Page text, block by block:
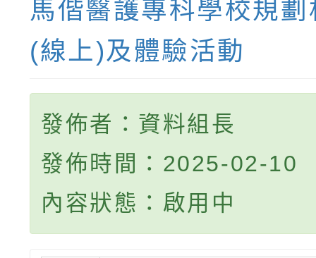
馬偕醫護專科學校規
(線上)及體驗活動
發佈者：資料組長
發佈時間：2025-02-10
內容狀態：啟用中